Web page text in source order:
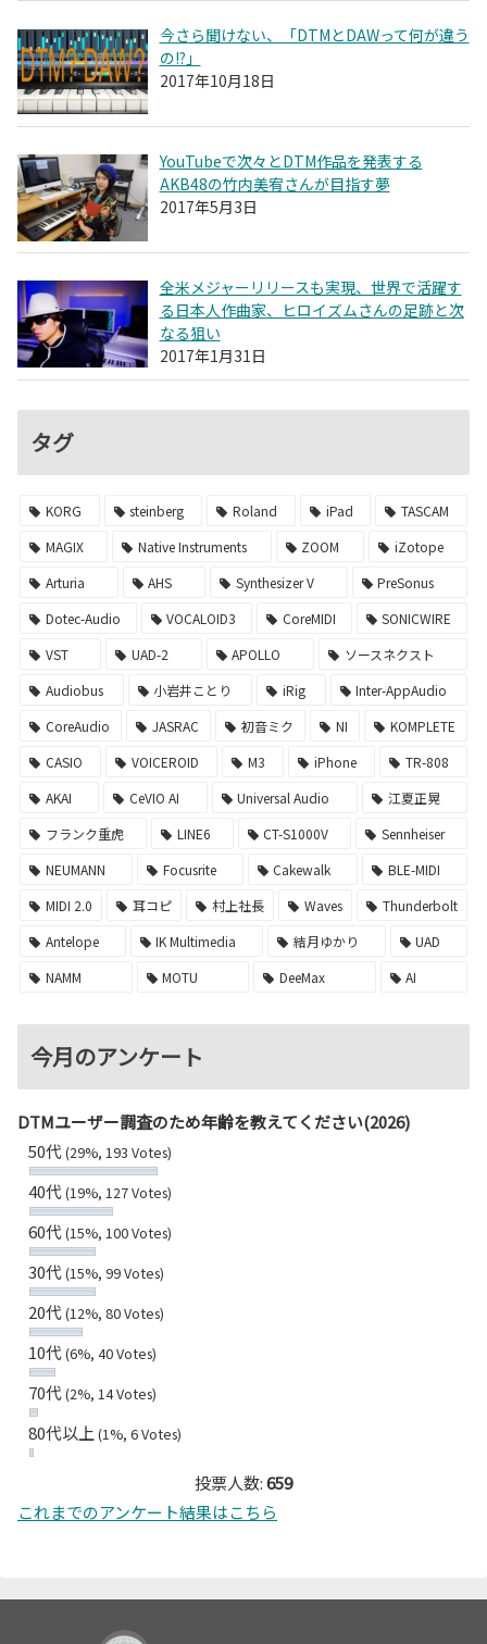
今さら聞けない、「DTMとDAWって何が違う
の!?」
2017年10月18日
YouTubeで次々とDTM作品を発表する
AKB48の竹内美宥さんが目指す夢
2017年5月3日
全米メジャーリリースも実現、世界で活躍す
る日本人作曲家、ヒロイズムさんの足跡と次
なる狙い
2017年1月31日
タグ
KORG steinberg Roland iPad
TASCAM
MAGIX
Native Instruments ZOOM
iZotope
Arturia
AHS Synthesizer V
PreSonus
Dotec-Audio
VOCALOID3 CoreMIDI
SONICWIRE
VST
UAD-2 APOLLO
ソースネクスト
Audiobus
小岩井ことり iRig
Inter-AppAudio
CoreAudio
JASRAC 初音ミク NI
KOMPLETE
CASIO
VOICEROID M3 iPhone
TR-808
AKAI
CeVIO AI Universal Audio
江夏正晃
フランク重虎
LINE6 CT-S1000V
Sennheiser
NEUMANN
Focusrite Cakewalk
BLE-MIDI
MIDI 2.0
耳コピ 村上社長 Waves
Thunderbolt
Antelope
IK Multimedia 結月ゆかり
UAD
NAMM
MOTU DeeMax AI
今月のアンケート
DTMユーザー調査のため年齢を教えてください(2026)
50代(29%, 193 Votes)
40代(19%, 127 Votes)
60代(15%, 100 Votes)
30代(15%, 99 Votes)
20代(12%, 80 Votes)
10代(6%, 40 Votes)
70代(2%, 14 Votes)
80代以上 (1%, 6 Votes)
投票人数:659
これまでのアンケート結果はこちら